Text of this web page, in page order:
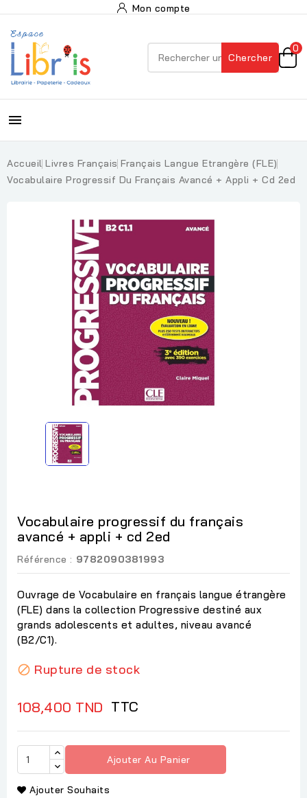
Mon compte
Chercher
0

Accueil Livres Français Français Langue Etrangère (FLE)
Vocabulaire Progressif Du Français Avancé + Appli + Cd 2ed
Vocabulaire progressif du français
avancé + appli + cd 2ed
Référence : 9782090381993
Ouvrage de Vocabulaire en français langue étrangère
(FLE) dans la collection Progressive destiné aux
grands adolescents et adultes, niveau avancé
(B2/C1).
 Rupture de stock
108,400 TND TTC
Ajouter Au Panier
Ajouter Souhaits